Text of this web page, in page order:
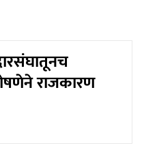
राजकारण